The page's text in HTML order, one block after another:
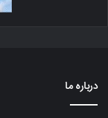
درباره ما